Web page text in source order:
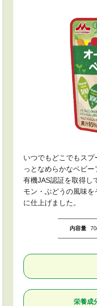
いつでもどこでもス
っとなめらかなベビー
有機JAS認証を取得し
モン・ぶどうの風味
に仕上げました。
内容量
有機果実（有機りん
ン、有機ぶどう）、
栄養成